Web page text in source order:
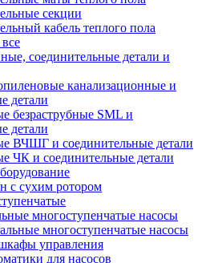
секции
кабель теплого пола
соединительные детали и
канализационные и
детали
безраструбные SML и
детали
ВЧШГ и соединительные детали
ЧК и соединительные детали
с сухим ротором
многоступенчатые насосы
многоступенчатые насосы
управления
для насосов